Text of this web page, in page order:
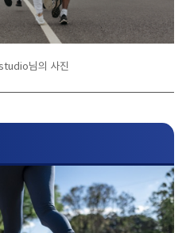
님의 사진